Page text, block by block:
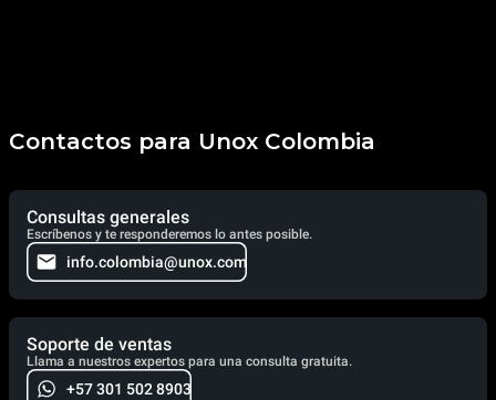
Contactos para Unox Colombia
Consultas generales
Escríbenos y te responderemos lo antes posible.
info.colombia@unox.com
Soporte de ventas
Llama a nuestros expertos para una consulta gratuita.
+57 301 502 8903